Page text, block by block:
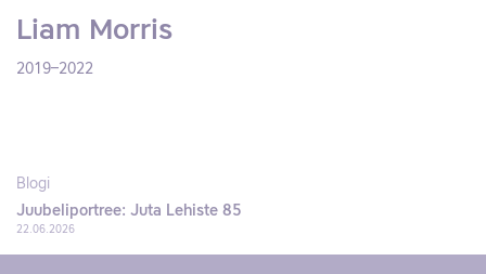
Liam Morris
2019–2022
Blogi
Juubeliportree: Juta Lehiste 85
22.06.2026